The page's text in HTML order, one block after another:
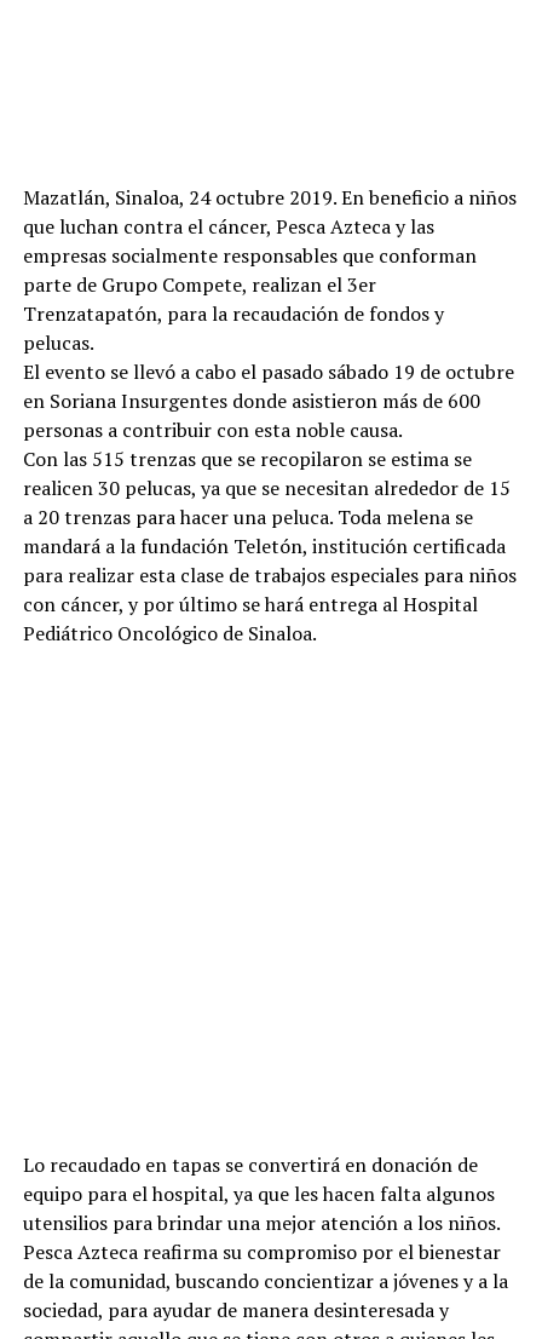
Mazatlán, Sinaloa, 24 octubre 2019. En beneficio a niños
que luchan contra el cáncer, Pesca Azteca y las
empresas socialmente responsables que conforman
parte de Grupo Compete, realizan el 3er
Trenzatapatón, para la recaudación de fondos y
pelucas.
El evento se llevó a cabo el pasado sábado 19 de octubre
en Soriana Insurgentes donde asistieron más de 600
personas a contribuir con esta noble causa.
Con las 515 trenzas que se recopilaron se estima se
realicen 30 pelucas, ya que se necesitan alrededor de 15
a 20 trenzas para hacer una peluca. Toda melena se
mandará a la fundación Teletón, institución certificada
para realizar esta clase de trabajos especiales para niños
con cáncer, y por último se hará entrega al Hospital
Pediátrico Oncológico de Sinaloa.
Lo recaudado en tapas se convertirá en donación de
equipo para el hospital, ya que les hacen falta algunos
utensilios para brindar una mejor atención a los niños.
Pesca Azteca reafirma su compromiso por el bienestar
de la comunidad, buscando concientizar a jóvenes y a la
sociedad, para ayudar de manera desinteresada y